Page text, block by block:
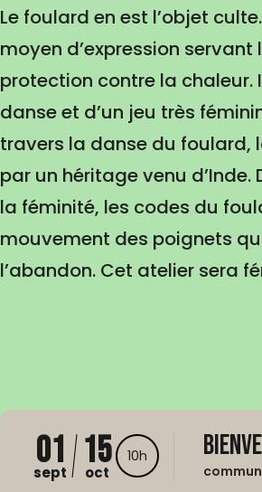
Le foulard en est l’objet
moyen d’expression
protection contre la
danse et d’un jeu très
travers la danse du foulard,
par un héritage venu
la féminité, les codes du
mouvement des poignets
l’abandon. Cet atelier sera
01
sept 15
oct
10h